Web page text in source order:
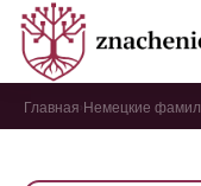
Главная Немецкие